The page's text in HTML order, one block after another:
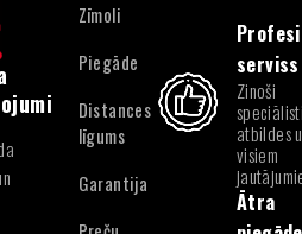
Zīmoli
Piegāde
Distances
līgums
Garantija
serviss
Zinoši
atbildes
visiem
Ātra